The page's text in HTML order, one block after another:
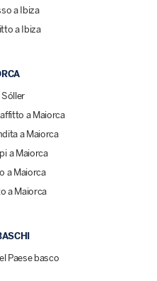
a Ibiza
a Ibiza
Sóller
a Maiorca
a Maiorca
a Maiorca
a Maiorca
a Maiorca
Paese basco